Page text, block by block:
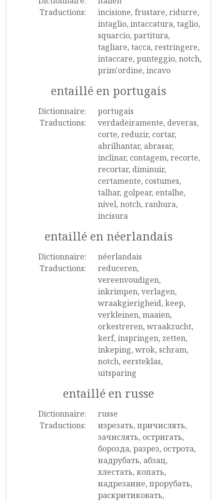
Traductions:
incisione, frustare, ridurre,
intaglio, intaccatura, taglio,
squarcio, partitura,
tagliare, tacca, restringere,
intaccare, punteggio, notch,
prim'ordine, incavo
entaillé en portugais
Dictionnaire:
portugais
Traductions:
verdadeiramente, deveras,
corte, reduzir, cortar,
abrilhantar, abrasar,
inclinar, contagem, recorte,
recortar, diminuir,
certamente, costumes,
talhar, golpear, entalhe,
nível, notch, ranhura,
incisura
entaillé en néerlandais
Dictionnaire:
néerlandais
Traductions:
reduceren,
vereenvoudigen,
inkrimpen, verlagen,
wraakgierigheid, keep,
verkleinen, maaien,
orkestreren, wraakzucht,
kerf, inspringen, zetten,
inkeping, wrok, schram,
notch, eersteklas,
uitsparing
entaillé en russe
Dictionnaire:
russe
Traductions:
изрезать, причислять,
зачислять, остригать,
борозда, разрез, острота,
надрубать, абзац,
хлестать, копать,
надрезание, прорубать,
раскритиковать,